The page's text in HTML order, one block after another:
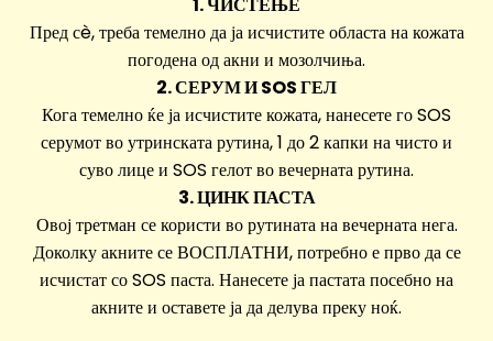
1. ЧИСТЕЊЕ
Пред сè, треба темелно да ја исчистите областа на кожата
погодена од акни и мозолчиња.
2. СЕРУМ И SOS ГЕЛ
Кога темелно ќе ја исчистите кожата, нанесете го SOS
серумот во утринската рутина, 1 до 2 капки на чисто и
суво лице и SOS гелот во вечерната рутина.
3. ЦИНК ПАСТА
Овој третман се користи во рутината на вечерната нега.
Доколку акните се ВОСПЛАТНИ, потребно е прво да се
исчистат со SOS паста. Нанесете ја пастата посебно на
акните и оставете ја да делува преку ноќ.